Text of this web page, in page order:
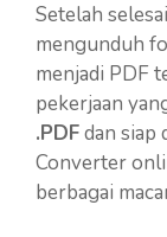
Setelah
mengunduh
menjadi PDF
pekerjaan
.PDFdan siap
Converter
berbagai